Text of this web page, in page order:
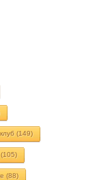
(149)
(88)